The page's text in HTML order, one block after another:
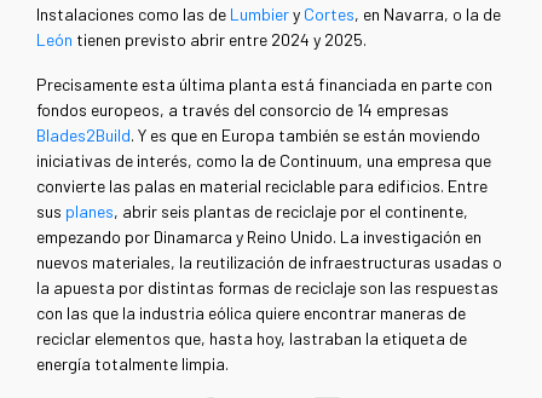
Instalaciones como las de Lumbiery Cortes, en Navarra, o la de
León tienen previsto abrir entre 2024 y 2025.
Precisamente esta última planta está financiada en parte con
fondos europeos, a través del consorcio de 14 empresas
Blades2Build. Y es que en Europa también se están moviendo
iniciativas de interés, como la de Continuum, una empresa que
convierte las palas en material reciclable para edificios. Entre
sus planes, abrir seis plantas de reciclaje por el continente,
empezando por Dinamarca y Reino Unido. La investigación en
nuevos materiales, la reutilización de infraestructuras usadas o
la apuesta por distintas formas de reciclaje son las respuestas
con las que la industria eólica quiere encontrar maneras de
reciclar elementos que, hasta hoy, lastraban la etiqueta de
energía totalmente limpia.